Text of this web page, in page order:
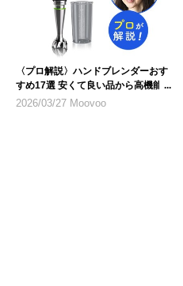
〈プロ解説〉ハンドブレンダーおす
すめ17選 安くて良い品から高機能
モデルまで
2026/03/27 Moovoo